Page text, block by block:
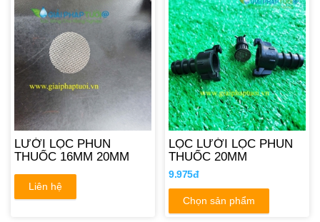
LƯỚI LỌC PHUN
THUỐC 16MM 20MM
Liên hệ
LỌC LƯỚI LỌC PHUN
THUỐC 20MM
9.975đ
Chọn sản phẩm